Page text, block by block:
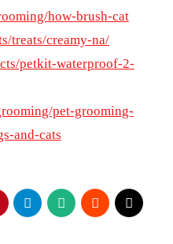
how-brush-cat
treats/creamy-na/
petkit-waterproof-2-
pet-grooming-
and-cats